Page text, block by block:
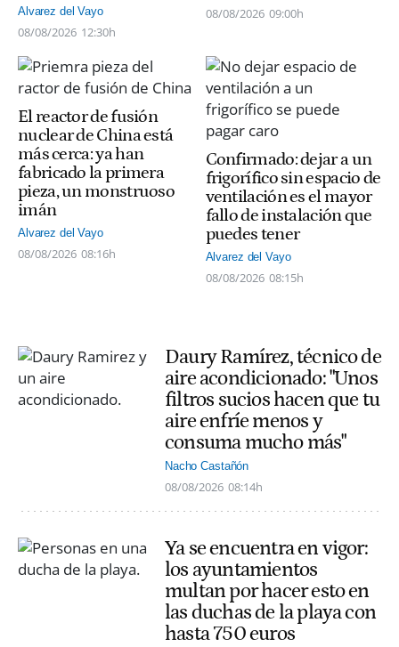
Alvarez del Vayo
08/08/2026 12:30h
08/08/2026 09:00h
El reactor de fusión
nuclear de China está
más cerca: ya han
fabricado la primera
pieza, un monstruoso
imán
Alvarez del Vayo
08/08/2026 08:16h
Confirmado: dejar a un
frigorífico sin espacio de
ventilación es el mayor
fallo de instalación que
puedes tener
Alvarez del Vayo
08/08/2026 08:15h
Daury Ramírez, técnico de
aire acondicionado: "Unos
filtros sucios hacen que tu
aire enfríe menos y
consuma mucho más"
Nacho Castañón
08/08/2026 08:14h
Ya se encuentra en vigor:
los ayuntamientos
multan por hacer esto en
las duchas de la playa con
hasta 750 euros